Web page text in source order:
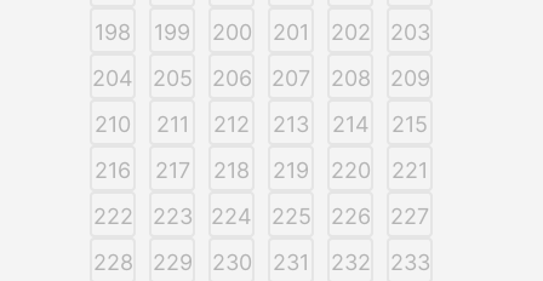
198
199 200 201 202
203
204
205 206 207 208
209
210
211 212 213 214
215
216
217 218 219 220
221
222
223 224 225 226
227
228
229 230 231 232
233